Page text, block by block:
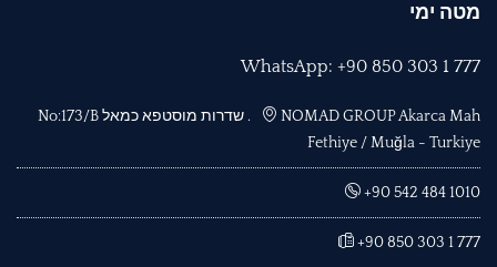
מטה ימי
WhatsApp: +90 850 303 1 777
NOMAD GROUP Akarca Mah. שדרות מוסטפא כמאל No:173/B
Fethiye / Muğla - Turkiye
+90 542 484 1010
+90 850 303 1 777